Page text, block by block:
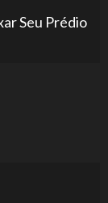
Seu Prédio